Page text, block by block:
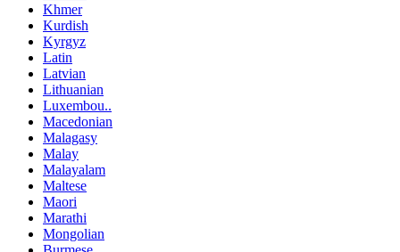
Khmer
Kurdish
Kyrgyz
Latin
Latvian
Lithuanian
Luxembou..
Macedonian
Malagasy
Malay
Malayalam
Maltese
Maori
Marathi
Mongolian